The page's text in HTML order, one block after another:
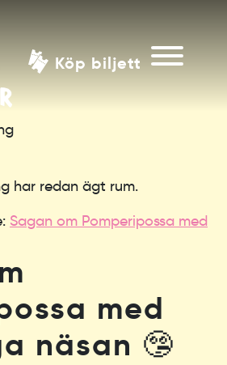
Köp biljett
har redan ägt rum.
Sagan om Pomperipossa med
med
näsan 🤥